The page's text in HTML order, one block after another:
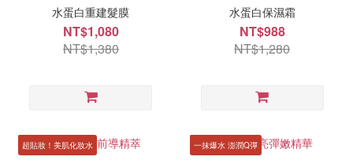
水蛋白重建髮膜
NT$1,080
NT$1,380
水蛋白保濕霜
NT$988
NT$1,280
超貼妝！美肌化妝水 一抹爆水 澎潤Q彈